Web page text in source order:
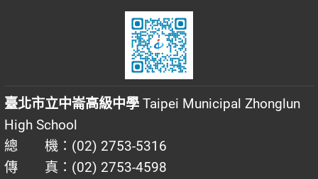
臺北市立中崙高級中學 Taipei Municipal Zhonglun
High School
總 機：(02) 2753-5316
傳 真：(02) 2753-4598